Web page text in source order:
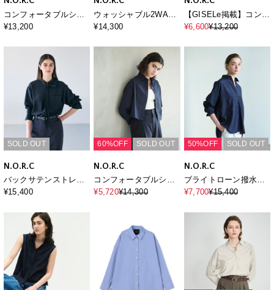
コンフォータブルシャ
ツ
¥13,200
ウォッシャブル2WAY
バンドカラーシャツ
¥14,300
【GISELe掲載】コンフ
ォータブルシャツ
¥6,600¥13,200
SOLD OUT
N.O.R.C
バックサテンストレッ
チボウタイブラウス
¥15,400
60%OFF SOLD OUT
N.O.R.C
コンフォータブルショ
ートドレスシャツ
¥5,720¥14,300
50%OFF SOLD OUT
N.O.R.C
ブライトローン撥水シ
ャツ【AIRY
¥7,700¥15,400